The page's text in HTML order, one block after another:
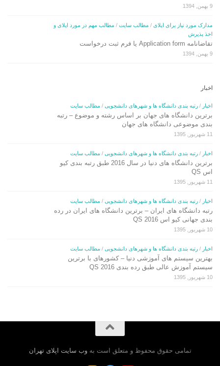
9 بهمن, 1394
مدارک مورد نیاز برای اپلای / مطالب سایت / مطالب مهم در مورد اپلای و
اخذ پذیرش
تقاضانامه Application form یا فرم ثبت درخواست
9 بهمن, 1394
اخبار
اخبار / رتبه بندی دانشگاه ها و شهرهای دانشجویی / مطالب سایت
برترین دانشگاه های جهان بر اساس رشته و موضوع – رتبه
بندی موضوعی دانشگاه های جهان
11 شهریور, 1395
اخبار / رتبه بندی دانشگاه ها و شهرهای دانشجویی / مطالب سایت
برترین دانشگاه های دنیا در سال 2016 طبق رتبه بندی کیو
اس QS
11 شهریور, 1395
اخبار / رتبه بندی دانشگاه ها و شهرهای دانشجویی / مطالب سایت
رتبه دانشگاه های ایران – برترین دانشگاه های ایران در رده
بندی جهانی کیو اس QS 2016
10 شهریور, 1395
اخبار / رتبه بندی دانشگاه ها و شهرهای دانشجویی / مطالب سایت
بهترین سیستم های آموزشی دنیا – کشورهای با برترین
سیستم آموزش عالی طبق رده بندی QS 2016
10 شهریور, 1395
تمامی حقوق محفوظ و متعلق است بهوب سایت اپلای تهران